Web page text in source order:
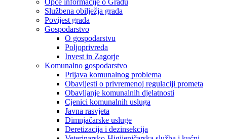
Službena obilježja grada
Povijest grada
Gospodarstvo
O gospodarstvu
Poljoprivreda
Invest in Zagorje
Komunalno gospodarstvo
Prijava komunalnog problema
Obavijesti o privremenoj regulaciji prometa
Obavljanje komunalnih djelatnosti
Cjenici komunalnih usluga
Javna rasvjeta
Dimnjačarske usluge
Deretizacija i dezinsekcija